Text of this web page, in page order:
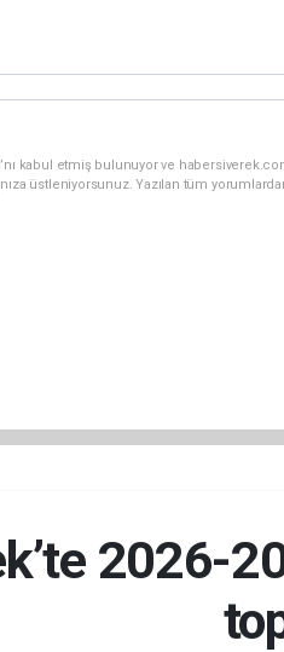
kabul etmiş bulunuyor ve
üstleniyorsunuz. Yazılan tüm
2026-